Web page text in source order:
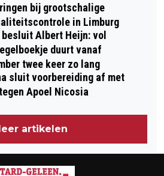
bij grootschalige
in Limburg
besluit Albert Heijn: vol
duurt vanaf
twee keer zo lang
sluit voorbereiding af met
Apoel Nicosia
artikelen